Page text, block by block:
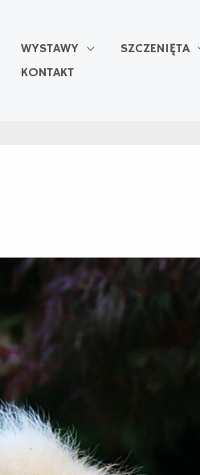
WYSTAWY SZCZENIĘTA
KONTAKT